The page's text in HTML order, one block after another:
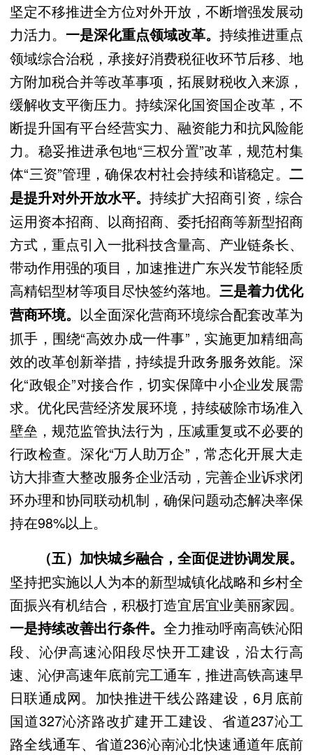
坚定不移推进全方位对外开放，不断增强发展动
力活力。 一是深化重点领域改革。 持续推进重点
领域综合治税，承接好消费税征收环节后移、地
方附加税合并等改革事项，拓展财税收入来源，
缓解收支平衡压力。持续深化国资国企改革，不
断提升国有平台经营实力、融资能力和抗风险能
力。稳妥推进承包地“三权分置”改革，规范村集
体“三资”管理，确保农村社会持续和谐稳定。 二
是提升对外开放水平。 持续扩大招商引资，综合
运用资本招商、以商招商、委托招商等新型招商
方式，重点引入一批科技含量高、产业链条长、
带动作用强的项目，加速推进广东兴发节能轻质
高精铝型材等项目尽快签约落地。 三是着力优化
营商环境。 以全面深化营商环境综合配套改革为
抓手，围绕“高效办成一件事”，实施更加精细高
效的改革创新举措，持续提升政务服务效能。深
化“政银企”对接合作，切实保障中小企业发展需
求。优化民营经济发展环境，持续破除市场准入
壁垒，规范监管执法行为，压减重复或不必要的
行政检查。深化“万人助万企”，常态化开展大走
访大排查大整改服务企业活动，完善企业诉求闭
环办理和协同联动机制，确保问题动态解决率保
持在98%以上。
（五）加快城乡融合，全面促进协调发展。
坚持把实施以人为本的新型城镇化战略和乡村全
面振兴有机结合，积极打造宜居宜业美丽家园。
一是持续改善出行条件。 全力推动呼南高铁沁阳
段、沁伊高速沁阳段尽快开工建设，沿太行高
速、沁伊高速年底前完工通车，推进高铁高速早
日联通成网。加快推进干线公路建设，6月底前
国道327沁济路改扩建开工建设、省道237沁工
路全线通车、省道236沁南沁北快速通道年底前